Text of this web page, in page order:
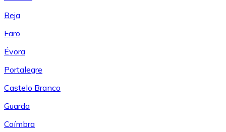
Beja
Faro
Évora
Portalegre
Castelo Branco
Guarda
Coímbra